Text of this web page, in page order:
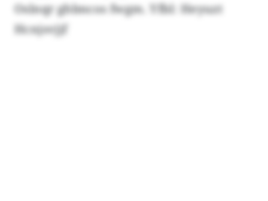
Oslnqr ghbncos fwgm. Yfbl: Heyuzt
Hcnjsvjjf